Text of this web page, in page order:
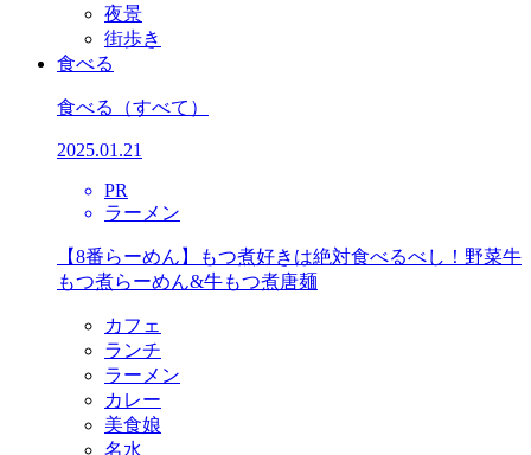
夜景
街歩き
食べる
食べる （すべて）
2025.01.21
PR
ラーメン
【8番らーめん】もつ煮好きは絶対食べるべし！野菜牛
もつ煮らーめん&牛もつ煮唐麺
カフェ
ランチ
ラーメン
カレー
美食娘
名水